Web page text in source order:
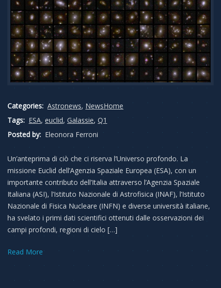
Categories: Astronews, NewsHome
Tags: ESA,euclid,Galassie,Q1
Posted by: Eleonora Ferroni
Un’anteprima di ciò che ci riserva l’Universo profondo. La
missione Euclid dell’Agenzia Spaziale Europea (ESA), con un
importante contributo dell’Italia attraverso l’Agenzia Spaziale
Italiana (ASI), l’Istituto Nazionale di Astrofisica (INAF), l’Istituto
Nazionale di Fisica Nucleare (INFN) e diverse università italiane,
ha svelato i primi dati scientifici ottenuti dalle osservazioni dei
campi profondi, regioni di cielo […]
Read More